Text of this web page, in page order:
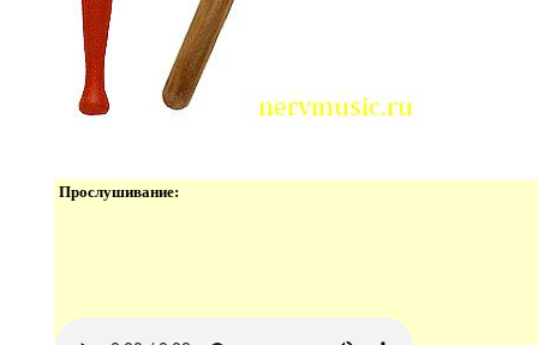
Прослушивание: